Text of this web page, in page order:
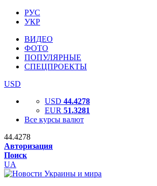
РУС
УКР
ВИДЕО
ФОТО
ПОПУЛЯРНЫЕ
СПЕЦПРОЕКТЫ
USD
USD 44.4278
EUR 51.3281
Все курсы валют
44.4278
Авторизация
Поиск
UA